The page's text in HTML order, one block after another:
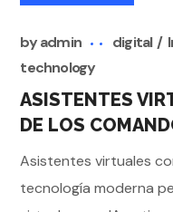
byadmin digital
technology
ASISTENTES
DE LOS
Asistentes virtuales
tecnología moderna